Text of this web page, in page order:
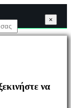
×
να
×
×